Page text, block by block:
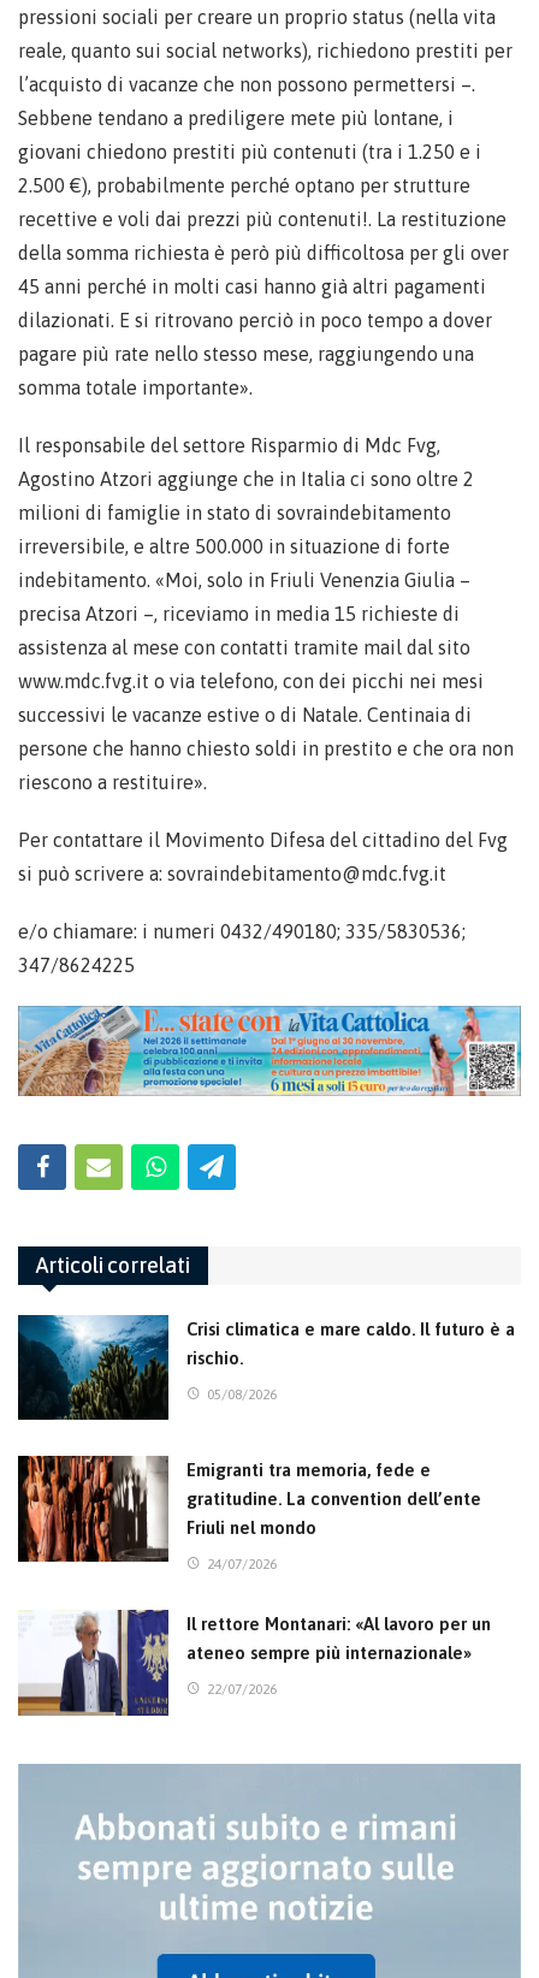
pressioni sociali per creare un proprio status (nella vita
reale, quanto sui social networks), richiedono prestiti per
l’acquisto di vacanze che non possono permettersi –.
Sebbene tendano a prediligere mete più lontane, i
giovani chiedono prestiti più contenuti (tra i 1.250 e i
2.500 €), probabilmente perché optano per strutture
recettive e voli dai prezzi più contenuti!. La restituzione
della somma richiesta è però più difficoltosa per gli over
45 anni perché in molti casi hanno già altri pagamenti
dilazionati. E si ritrovano perciò in poco tempo a dover
pagare più rate nello stesso mese, raggiungendo una
somma totale importante».
Il responsabile del settore Risparmio di Mdc Fvg,
Agostino Atzori aggiunge che in Italia ci sono oltre 2
milioni di famiglie in stato di sovraindebitamento
irreversibile, e altre 500.000 in situazione di forte
indebitamento. «Moi, solo in Friuli Venenzia Giulia –
precisa Atzori –, riceviamo in media 15 richieste di
assistenza al mese con contatti tramite mail dal sito
www.mdc.fvg.it o via telefono, con dei picchi nei mesi
successivi le vacanze estive o di Natale. Centinaia di
persone che hanno chiesto soldi in prestito e che ora non
riescono a restituire».
Per contattare il Movimento Difesa del cittadino del Fvg
si può scrivere a: sovraindebitamento@mdc.fvg.it
e/o chiamare: i numeri 0432/490180; 335/5830536;
347/8624225
Articoli correlati
Crisi climatica e mare caldo. Il futuro è a
rischio.
05/08/2026
Emigranti tra memoria, fede e
gratitudine. La convention dell’ente
Friuli nel mondo
24/07/2026
Il rettore Montanari: «Al lavoro per un
ateneo sempre più internazionale»
22/07/2026